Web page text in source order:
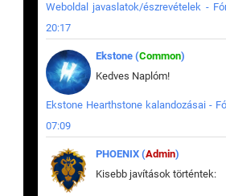
Weboldal javaslatok/észrevételek -
20:17
Ekstone (Common)
Kedves Naplóm!
Ekstone Hearthstone kalandozásai -
07:09
PHOENIX (Admin)
Kisebb javítások történtek: